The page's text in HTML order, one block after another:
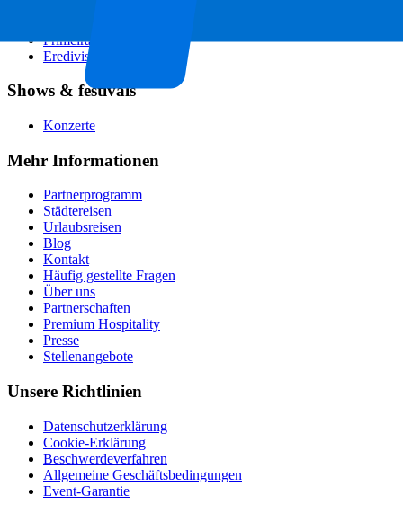
Primeira Liga
Eredivisie
Shows & festivals
Konzerte
Mehr Informationen
Partnerprogramm
Städtereisen
Urlaubsreisen
Blog
Kontakt
Häufig gestellte Fragen
Über uns
Partnerschaften
Premium Hospitality
Presse
Stellenangebote
Unsere Richtlinien
Datenschutzerklärung
Cookie-Erklärung
Beschwerdeverfahren
Allgemeine Geschäftsbedingungen
Event-Garantie